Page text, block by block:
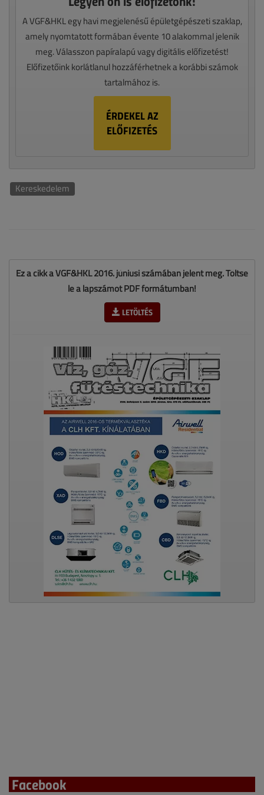
A VGF&HKL egy havi megjelenésű épületgépészeti szaklap,
amely nyomtatott formában évente 10 alakommal jelenik
meg. Válasszon papíralapú vagy digitális előfizetést!
Előfizetőink korlátlanul hozzáférhetnek a korábbi számok
tartalmához is.
ÉRDEKEL AZ
ELŐFIZETÉS
Kereskedelem
Ez a cikk a VGF&HKL 2016. júniusi számában jelent meg. Töltse
le a lapszámot PDF formátumban!
LETÖLTÉS
Facebook